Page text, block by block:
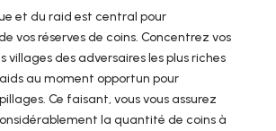
et du raid est central pour
vos réserves de coins. Concentrez vos
villages des adversaires les plus riches
au moment opportun pour
Ce faisant, vous vous assurez
la quantité de coins à